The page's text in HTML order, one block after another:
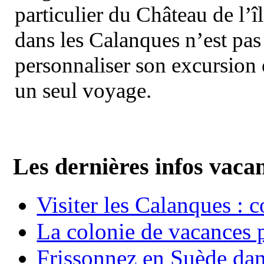
particulier du Château de
dans les Calanques n’est
personnaliser son
un seul voyage.
Les dernières infos
Visiter les Calanques :
La colonie de vacances
Frissonnez en Suède